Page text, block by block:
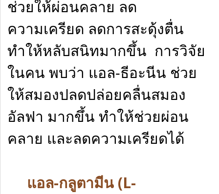
ช่วยให้ผ่อนคลาย ลด
ความเครียด ลดการสะดุ้งตื่น
ทำให้หลับสนิทมากขึ้น การวิจัย
ในคน พบว่า แอล-ธีอะนีน ช่วย
ให้สมองปลดปล่อยคลื่นสมอง
อัลฟา มากขึ้น ทำให้ช่วยผ่อน
คลาย และลดความเครียดได้
แอล-กลูตามีน (L-